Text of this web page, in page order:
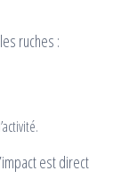
ruches :
est direct